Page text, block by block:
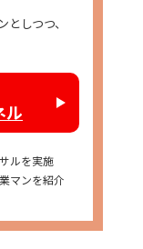
しつつ、
ル
ルを実施
マンを紹介